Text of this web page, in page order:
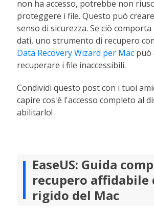
non ha accesso, potrebbe non
proteggere i file. Questo può
senso di sicurezza. Se ciò
dati, uno strumento di recupero
Data Recovery Wizard per Mac può
recuperare i file inaccessibili.
Condividi questo post con i tuoi
capire cos'è l'accesso completo al
abilitarlo!
EaseUS: Guida
recupero affidabile
rigido del Mac